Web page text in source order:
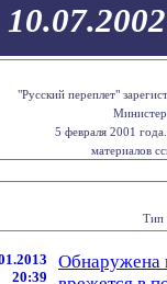
"Русский переплет"
5 февраля 2001
материалов
Тип
20:39
Обнаружена